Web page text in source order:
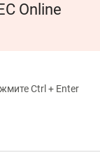
Online
Ctrl + Enter